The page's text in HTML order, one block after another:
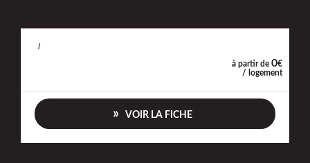
/
à partir de 0€
/ logement
VOIR LA FICHE